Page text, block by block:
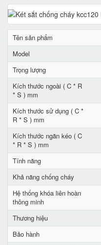
Tên sản phẩm
Model
Trọng lượng
Kích thước ngoài ( C * R
* S ) mm
Kích thước sử dụng ( C *
R * S ) mm
Kích thước ngăn kéo ( C
* R * S ) mm
Tính năng
Khả năng chống cháy
Hệ thống khóa liên hoàn
thông minh
Thương hiệu
Bảo hành